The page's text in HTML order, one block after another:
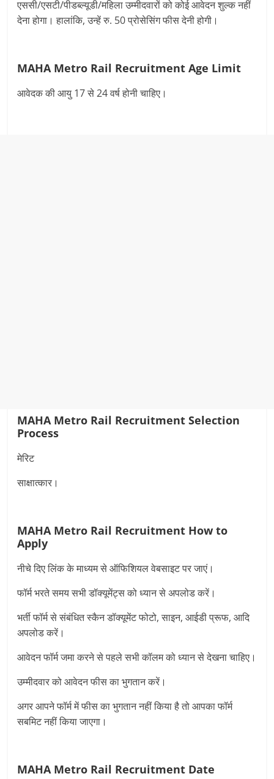
एससी/एसटी/पीडब्ल्यूडी/महिला उम्मीदवारों को कोई आवेदन शुल्क नहीं
देना होगा। हालांकि, उन्हें रु. 50 प्रोसेसिंग फीस देनी होगी।
MAHA Metro Rail Recruitment Age Limit
आवेदक की आयु 17 से 24 वर्ष होनी चाहिए।
MAHA Metro Rail RecruitmentSelection
Process
मेरिट
साक्षात्कार।
MAHA Metro Rail Recruitment How to
Apply
नीचे दिए लिंक के माध्यम से ऑफिशियल वेबसाइट पर जाएं।
फॉर्म भरते समय सभी डॉक्यूमेंट्स को ध्यान से अपलोड करें।
भर्ती फॉर्म से संबंधित स्कैन डॉक्यूमेंट फोटो, साइन, आईडी प्रूफ, आदि
अपलोड करें।
आवेदन फॉर्म जमा करने से पहले सभी कॉलम को ध्यान से देखना चाहिए।
उम्मीदवार को आवेदन फीस का भुगतान करें।
अगर आपने फॉर्म में फीस का भुगतान नहीं किया है तो आपका फॉर्म
सबमिट नहीं किया जाएगा।
MAHA Metro Rail Recruitment Date